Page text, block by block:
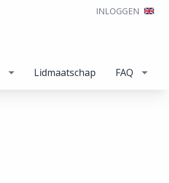
INLOGGEN
Lidmaatschap FAQ